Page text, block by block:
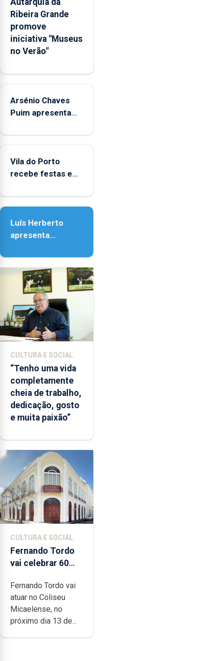
pessoais,
emocionais
e
sociais
junto
crianças
Autarquia da
Ribeira Grande
promove
iniciativa "Museus
no Verão"
Arsénio Chaves
Puim apresenta
Biblioteca de Vila
Vila do Porto
recebe festas em
Senhora da
Luís Herberto
apresenta
Paisagem’
CULTURA E SOCIAL
“Tenho uma vida
completamente
cheia de trabalho,
dedicação, gosto
e muita paixão”
CULTURA E SOCIAL
Fernando Tordo
vai celebrar 60
no Coliseu
Micaelense
Fernando Tordo vai
atuar no Coliseu
Micaelense, no
próximo dia 13 de...